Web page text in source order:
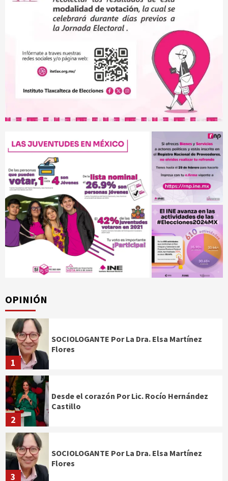
OPINIÓN
1
SOCIOLOGANTE Por La Dra. Elsa Martínez
Flores
2
Desde el corazón Por Lic. Rocío Hernández
Castillo
3
SOCIOLOGANTE Por La Dra. Elsa Martínez
Flores